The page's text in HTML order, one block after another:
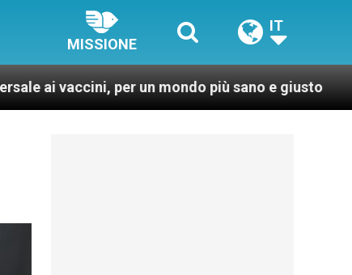
MISSIONE
IT
un mondo più sano e giusto LEV: “Papa